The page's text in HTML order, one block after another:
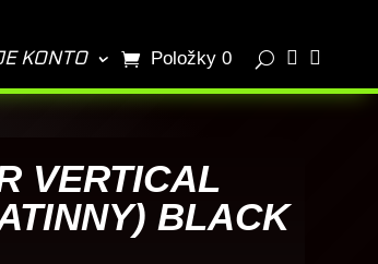
KONTO Položky 0  
VERTICAL
BLACK